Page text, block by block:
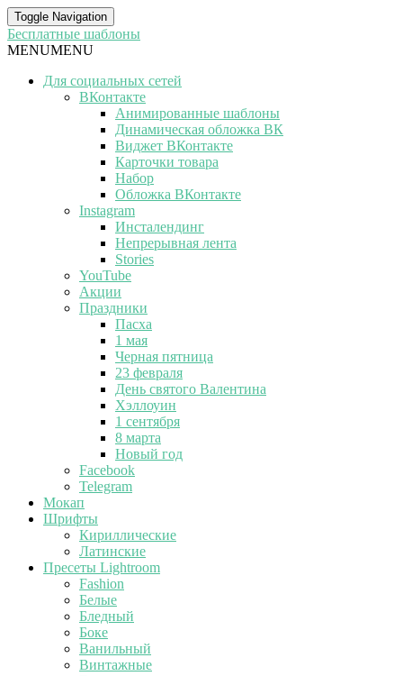
Toggle Navigation
Бесплатные шаблоны
MENUMENU
Для социальных сетей
ВКонтакте
Анимированные шаблоны
Динамическая обложка ВК
Виджет ВКонтакте
Карточки товара
Набор
Обложка ВКонтакте
Instagram
Инсталендинг
Непрерывная лента
Stories
YouTube
Акции
Праздники
Пасха
1 мая
Черная пятница
23 февраля
День святого Валентина
Хэллоуин
1 сентября
8 марта
Новый год
Facebook
Telegram
Мокап
Шрифты
Кириллические
Латинские
Пресеты Lightroom
Fashion
Белые
Бледный
Боке
Ванильный
Винтажные